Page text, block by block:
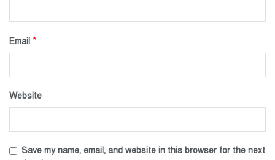
Email *
Website
Save my name, email, and website in this browser for the next